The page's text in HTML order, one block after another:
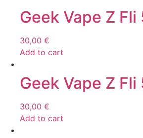
Geek Vape Z Fli
30,00 €
Add to cart
Geek Vape Z Fli
30,00 €
Add to cart